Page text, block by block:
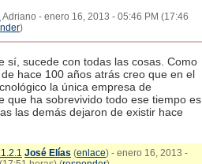
Adriano - enero 16, 2013 - 05:46 PM (17:46
)
sí, sucede con todas las cosas. Como
hace 100 años atrás creo que en el
la única empresa de
que ha sobrevivido todo ese tiempo es
las demás dejaron de existir hace
José Elías (enlace) - enero 16, 2013 -